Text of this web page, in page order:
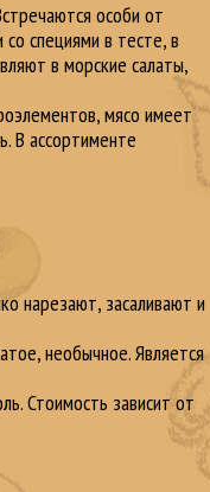
особи от
специями в тесте, в
в морские салаты,
мясо имеет
В ассортименте
нарезают, засаливают и
необычное. Является
Стоимость зависит от